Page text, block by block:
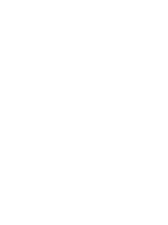
Schnelle und sichere